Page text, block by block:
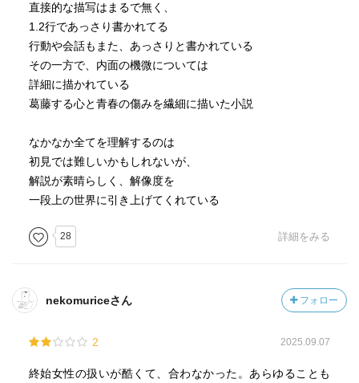
直接的な描写はまるで無く、
1.2行であっさり書かれてる
行動や会話もまた、あっさりと書かれている
その一方で、内面の機微については
詳細に描かれている
葛藤する心と青春の傷みを繊細に描いた小説
なかなか全てを理解するのは
初見では難しいかもしれないが、
解説が素晴らしく、解像度を
一段上の世界に引き上げてくれている
28 詳細をみる
nekomuriceさん フォロー
2 2025.09.07
終始女性の扱いが酷くて、合わなかった。あらゆることも